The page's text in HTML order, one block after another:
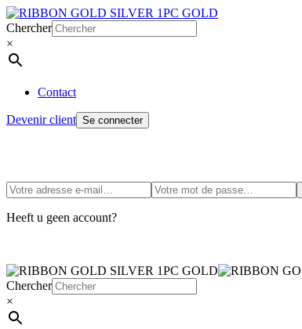
Chercher
×
Contact
Devenir client Se connecter
Heeft u geen account?
Chercher
×